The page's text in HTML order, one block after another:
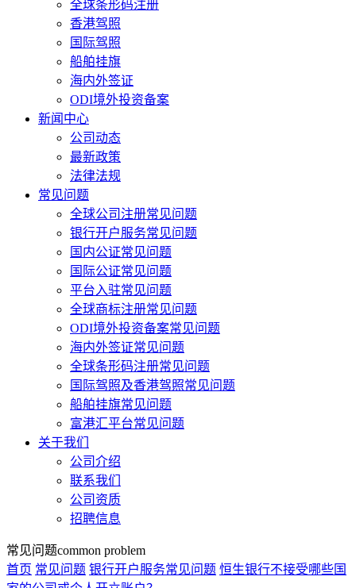
全球条形码注册
香港驾照
国际驾照
船舶挂旗
海内外签证
ODI境外投资备案
新闻中心
公司动态
最新政策
法律法规
常见问题
全球公司注册常见问题
银行开户服务常见问题
国内公证常见问题
国际公证常见问题
平台入驻常见问题
全球商标注册常见问题
ODI境外投资备案常见问题
海内外签证常见问题
全球条形码注册常见问题
国际驾照及香港驾照常见问题
船舶挂旗常见问题
富港汇平台常见问题
关于我们
公司介绍
联系我们
公司资质
招聘信息
常见问题common problem
首页 常见问题 银行开户服务常见问题 恒生银行不接受哪些国